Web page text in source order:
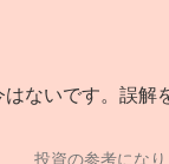
ないです。誤解
投資の参考になり